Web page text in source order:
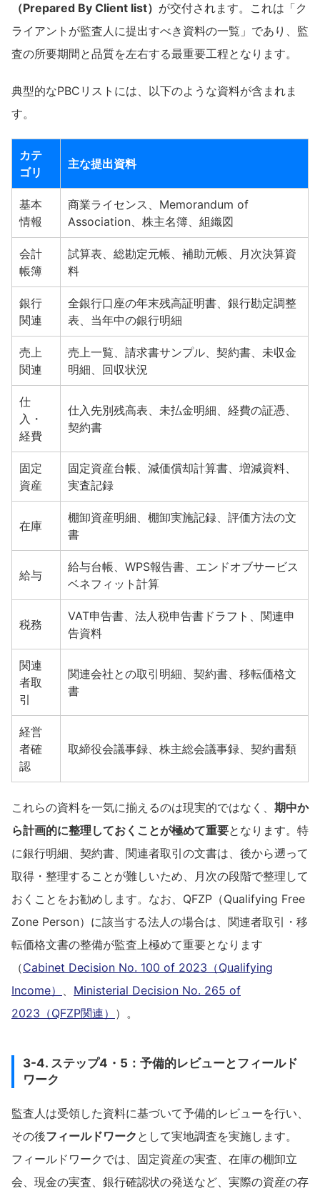
（Prepared By Client list） が交付されます。これは「ク
ライアントが監査人に提出すべき資料の一覧」であり、監
査の所要期間と品質を左右する最重要工程となります。
典型的なPBCリストには、以下のような資料が含まれま
す。
カテ
ゴリ
主な提出資料
基本
情報
商業ライセンス、Memorandum of
Association、株主名簿、組織図
会計
帳簿
試算表、総勘定元帳、補助元帳、月次決算資
料
銀行
関連
全銀行口座の年末残高証明書、銀行勘定調整
表、当年中の銀行明細
売上
関連
売上一覧、請求書サンプル、契約書、未収金
明細、回収状況
仕
入・
経費
仕入先別残高表、未払金明細、経費の証憑、
契約書
固定
資産
固定資産台帳、減価償却計算書、増減資料、
実査記録
在庫
棚卸資産明細、棚卸実施記録、評価方法の文
書
給与
給与台帳、WPS報告書、エンドオブサービス
ベネフィット計算
税務
VAT申告書、法人税申告書ドラフト、関連申
告資料
関連
者取
引
関連会社との取引明細、契約書、移転価格文
書
経営
者確
認
取締役会議事録、株主総会議事録、契約書類
これらの資料を一気に揃えるのは現実的ではなく、 期中か
ら計画的に整理しておくことが極めて重要となります。特
に銀行明細、契約書、関連者取引の文書は、後から遡って
取得・整理することが難しいため、月次の段階で整理して
おくことをお勧めします。なお、QFZP（Qualifying Free
Zone Person）に該当する法人の場合は、関連者取引・移
転価格文書の整備が監査上極めて重要となります
（Cabinet Decision No. 100 of 2023（Qualifying
Income） 、 Ministerial Decision No. 265 of
2023（QFZP関連） ）。
3-4. ステップ4・5：予備的レビューとフィールド
ワーク
監査人は受領した資料に基づいて予備的レビューを行い、
その後フィールドワーク として実地調査を実施します。
フィールドワークでは、固定資産の実査、在庫の棚卸立
会、現金の実査、銀行確認状の発送など、実際の資産の存